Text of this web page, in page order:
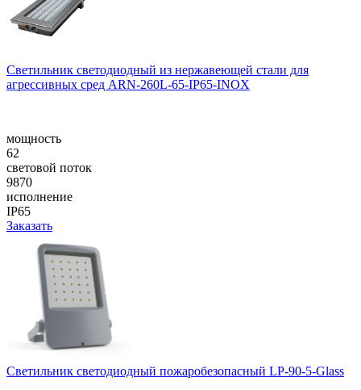
Светильник светодиодный из нержавеющей стали для
агрессивных сред ARN-260L-65-IP65-INOX
мощность
62
световой поток
9870
исполнение
IP65
Заказать
Светильник светодиодный пожаробезопасный LP-90-5-Glass